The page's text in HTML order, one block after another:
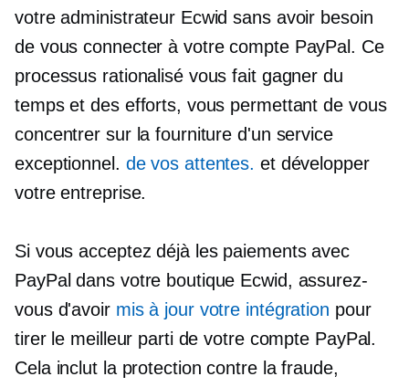
votre administrateur Ecwid sans avoir besoin
de vous connecter à votre compte PayPal. Ce
processus rationalisé vous fait gagner du
temps et des efforts, vous permettant de vous
concentrer sur la fourniture d'un service
exceptionnel. de vos attentes. et développer
votre entreprise.
Si vous acceptez déjà les paiements avec
PayPal dans votre boutique Ecwid, assurez-
vous d'avoir mis à jour votre intégration pour
tirer le meilleur parti de votre compte PayPal.
Cela inclut la protection contre la fraude,